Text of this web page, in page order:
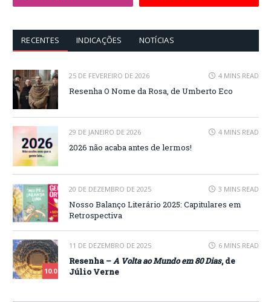
RECENTES INDICAÇÕES NOTÍCIAS
25 DE FEVEREIRO DE 2026 4 MINS READ
Resenha O Nome da Rosa, de Umberto Eco
29 DE JANEIRO DE 2026 4 MINS READ
2026 não acaba antes de lermos!
20 DE DEZEMBRO DE 2025 3 MINS READ
Nosso Balanço Literário 2025: Capitulares em
Retrospectiva
10.0
11 DE DEZEMBRO DE 2025 6 MINS READ
Resenha –A Volta ao Mundo em 80 Dias, de
Júlio Verne